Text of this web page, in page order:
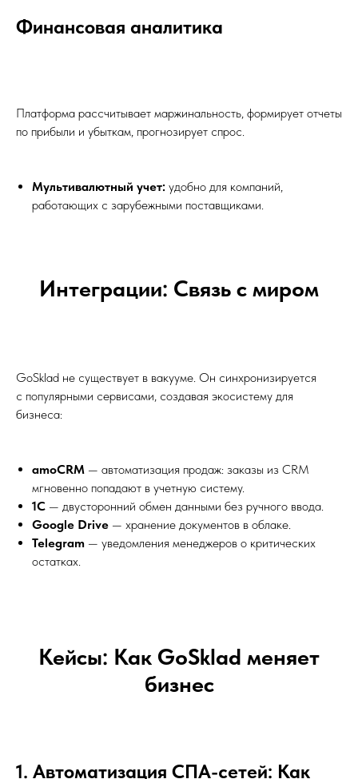
Финансовая аналитика
Платформа рассчитывает маржинальность, формирует отчеты
по прибыли и убыткам, прогнозирует спрос.
Мультивалютный учет: удобно для компаний,
работающих с зарубежными поставщиками.
Интеграции: Связь с миром
GoSklad не существует в вакууме. Он синхронизируется
с популярными сервисами, создавая экосистему для
бизнеса:
amoCRM — автоматизация продаж: заказы из CRM
мгновенно попадают в учетную систему.
1С — двусторонний обмен данными без ручного ввода.
Google Drive — хранение документов в облаке.
Telegram — уведомления менеджеров о критических
остатках.
Кейсы: Как GoSklad меняет
бизнес
1. Автоматизация СПА-сетей: Как